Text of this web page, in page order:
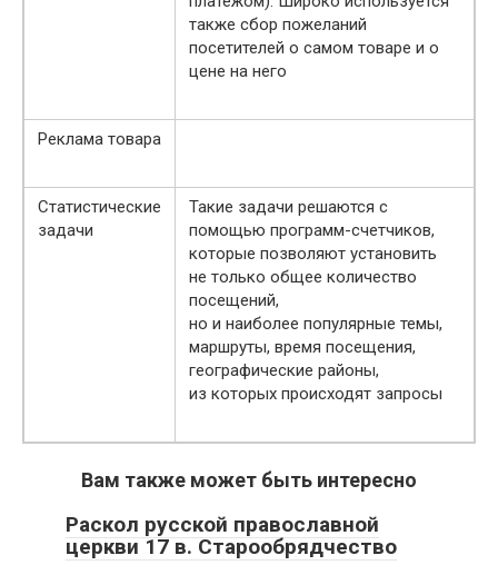
также сбор пожеланий
посетителей о самом товаре и о
цене на него
Реклама товара
Статистические
задачи
Такие задачи решаются с
помощью программ-счетчиков,
которые позволяют установить
не только общее количество
посещений,
но и наиболее популярные темы,
маршруты, время посещения,
географические районы,
из которых происходят запросы
Вам также может быть интересно
Раскол русской православной
церкви 17 в. Старообрядчество